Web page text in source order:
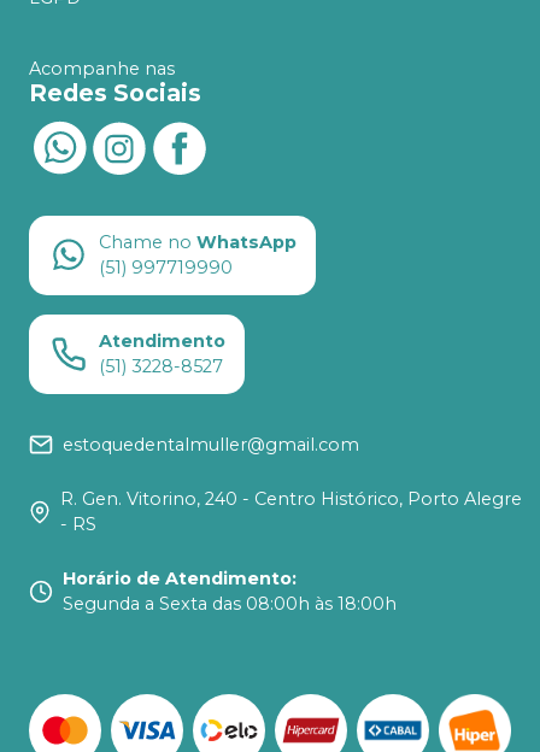
Acompanhe nas
Redes Sociais
Chame no WhatsApp
(51) 997719990
Atendimento
(51) 3228-8527
estoquedentalmuller@gmail.com
R. Gen. Vitorino, 240 - Centro Histórico, Porto Alegre
- RS
Horário de Atendimento:
Segunda a Sexta das 08:00h às 18:00h